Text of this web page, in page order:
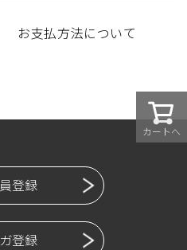
カートへ
お支払方法について
登録
登録